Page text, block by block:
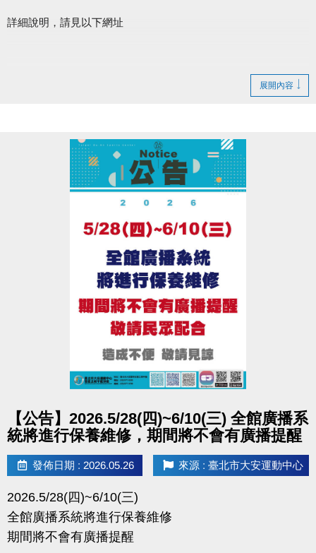
詳細說明，請見以下網址
臺北市運動有功團體及人員表揚典禮FB粉絲專頁(開啟新視窗)
展開內容
【公告】2026.5/28(四)~6/10(三) 全館廣播系
統將進行保養維修，期間將不會有廣播提醒
發佈日期 : 2026.05.26 來源 : 臺北市大安運動中心
2026.5/28(四)~6/10(三)
全館廣播系統將進行保養維修
期間將不會有廣播提醒